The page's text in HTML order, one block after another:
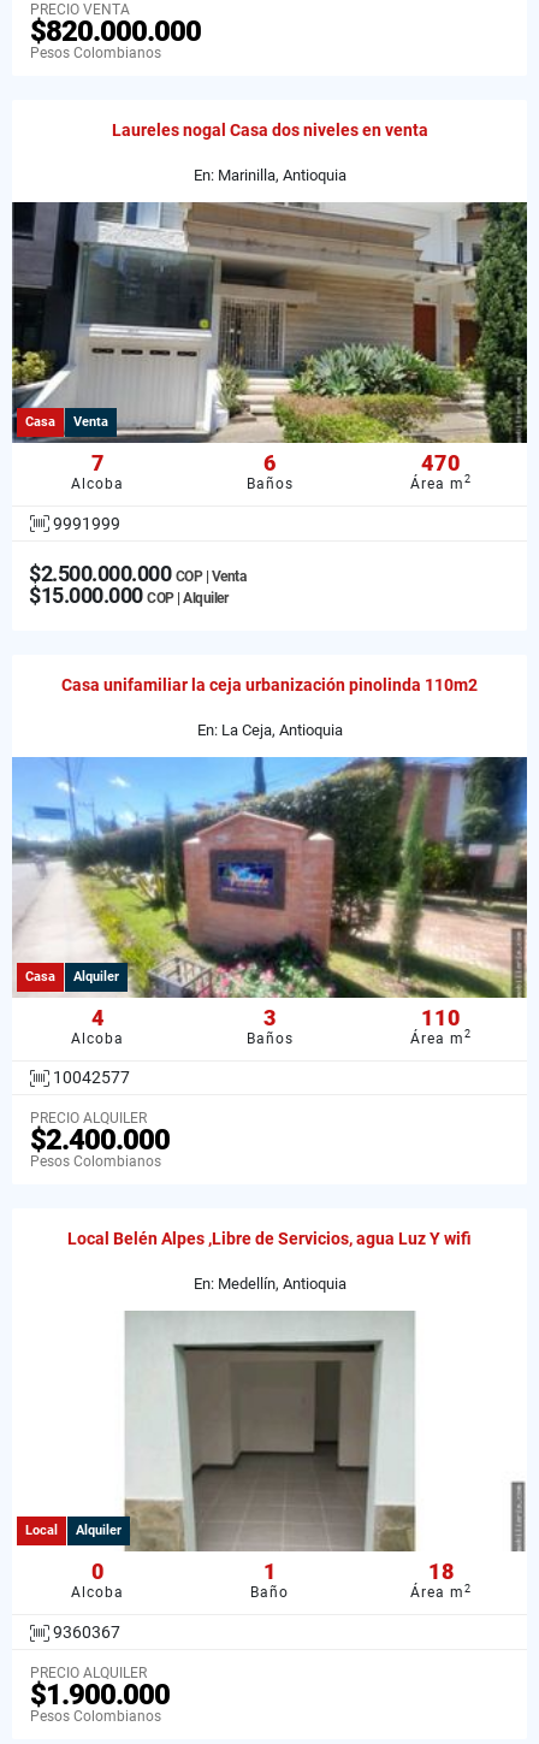
PRECIO VENTA
$820.000.000
Pesos Colombianos
Laureles nogal Casa dos niveles en venta
En: Marinilla, Antioquia
Casa Venta
7
Alcoba
6
Baños
470
Área m2
9991999
$2.500.000.000 COP | Venta
$15.000.000 COP | Alquiler
Casa unifamiliar la ceja urbanización pinolinda 110m2
En: La Ceja, Antioquia
Casa Alquiler
4
Alcoba
3
Baños
110
Área m2
10042577
PRECIO ALQUILER
$2.400.000
Pesos Colombianos
Local Belén Alpes ,Libre de Servicios, agua Luz Y wifi
En: Medellín, Antioquia
Local Alquiler
0
Alcoba
1
Baño
18
Área m2
9360367
PRECIO ALQUILER
$1.900.000
Pesos Colombianos